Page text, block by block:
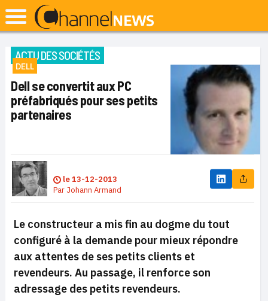
ACTU DES SOCIÉTÉS
DELL
Dell se convertit aux PC
préfabriqués pour ses petits
partenaires
le13-12-2013
Par Johann Armand
Le constructeur a mis fin au dogme du tout
configuré à la demande pour mieux répondre
aux attentes de ses petits clients et
revendeurs. Au passage, il renforce son
adressage des petits revendeurs.